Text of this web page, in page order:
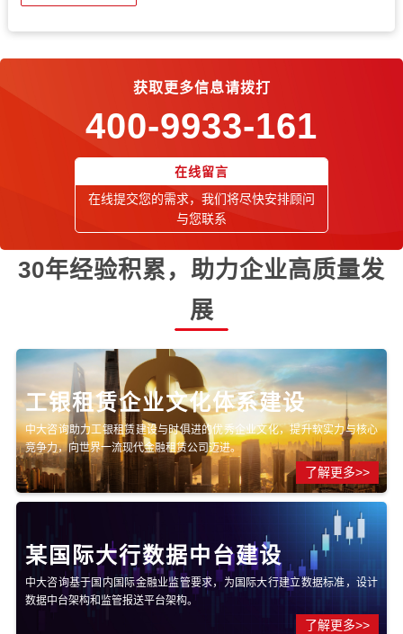
获取更多信息请拨打
400-9933-161
在线留言
在线提交您的需求，我们将尽快安排顾问
与您联系
30年经验积累，助力企业高质量发
展
工银租赁企业文化体系建设
中大咨询助力工银租赁建设与时俱进的优秀企业文化，提升软实力与核心
竞争力，向世界一流现代金融租赁公司迈进。
了解更多>>
某国际大行数据中台建设
中大咨询基于国内国际金融业监管要求，为国际大行建立数据标准，设计
数据中台架构和监管报送平台架构。
了解更多>>